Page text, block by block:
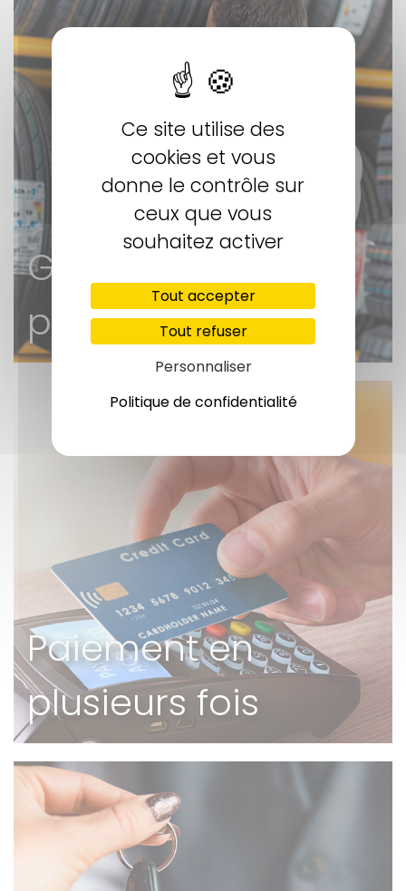
Gardiennage de
pneus
Paiement en
plusieurs fois
Ce site utilise des
cookies et vous
donne le contrôle sur
ceux que vous
souhaitez activer
Tout accepter
Tout refuser
Personnaliser
Politique de confidentialité